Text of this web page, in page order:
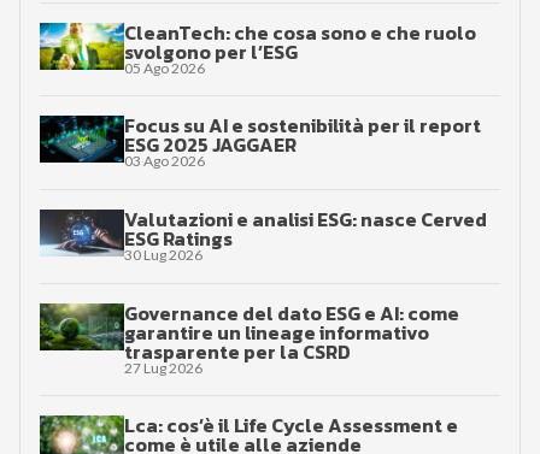
CleanTech: che cosa sono e che ruolo
svolgono per l’ESG
05 Ago 2026
Focus su AI e sostenibilità per il report
ESG 2025 JAGGAER
03 Ago 2026
Valutazioni e analisi ESG: nasce Cerved
ESG Ratings
30 Lug 2026
Governance del dato ESG e AI: come
garantire un lineage informativo
trasparente per la CSRD
27 Lug 2026
Lca: cos’è il Life Cycle Assessment e
come è utile alle aziende